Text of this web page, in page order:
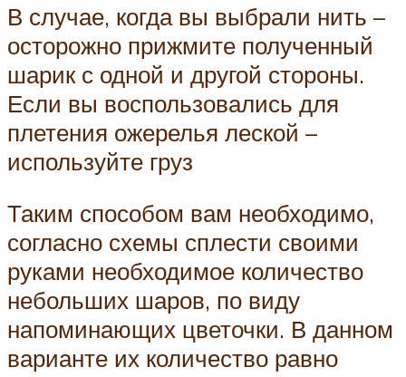
В случае, когда вы выбрали нить –
осторожно прижмите полученный
шарик с одной и другой стороны.
Если вы воспользовались для
плетения ожерелья леской –
используйте груз
Таким способом вам необходимо,
согласно схемы сплести своими
руками необходимое количество
небольших шаров, по виду
напоминающих цветочки. В данном
варианте их количество равно